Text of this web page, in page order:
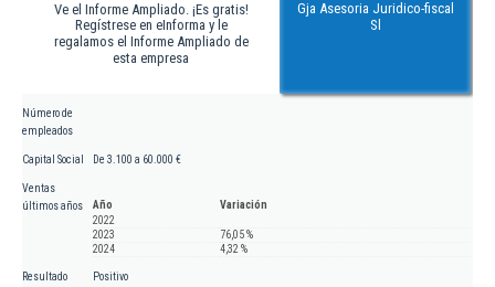
Ve el Informe Ampliado. ¡Es gratis!
Regístrese en eInforma y le
regalamos el Informe Ampliado de
esta empresa
Gja Asesoria Juridico-fiscal
Sl
Número de
empleados
Capital Social De 3.100 a 60.000 €
Ventas
últimos años
Año
Variación
2022
2023
76,05 %
2024
4,32 %
Resultado
Positivo